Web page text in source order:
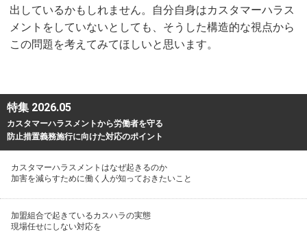
出しているかもしれません。自分自身はカスタマーハラス
メントをしていないとしても、そうした構造的な視点から
この問題を考えてみてほしいと思います。
特集 2026.05
カスタマーハラスメントから労働者を守る
防止措置義務施行に向けた対応のポイント
カスタマーハラスメントはなぜ起きるのか
加害を減らすために働く人が知っておきたいこと
加盟組合で起きているカスハラの実態
現場任せにしない対応を